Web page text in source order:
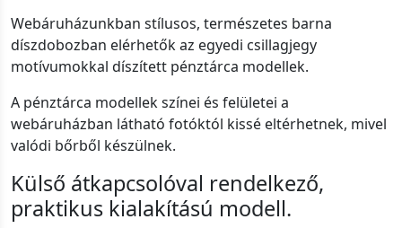
Webáruházunkban stílusos, természetes barna
díszdobozban elérhetők az egyedi csillagjegy
motívumokkal díszített pénztárca modellek.
A pénztárca modellek színei és felületei a
webáruházban látható fotóktól kissé eltérhetnek, mivel
valódi bőrből készülnek.
Külső átkapcsolóval rendelkező,
praktikus kialakítású modell.